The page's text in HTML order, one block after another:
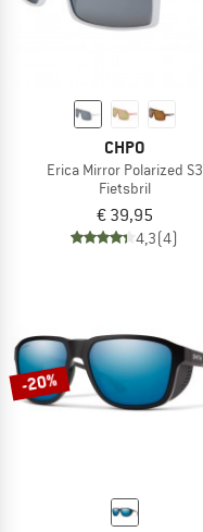
CHPO
Erica Mirror Polarized S3
Fietsbril
€ 39,95
4,3(4)
-20%